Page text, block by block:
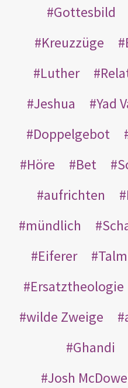
Gottesbild
Kreuzzüge
Luther
Jeshua
Yad
Doppelgebot
Höre
Bet
aufrichten
mündlich
Eiferer
Ersatztheologie
wilde Zweige
Ghandi
Josh